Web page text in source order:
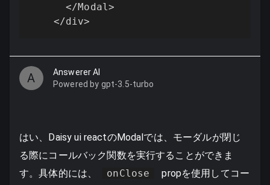
      </Modal>
A
Answerer AI
Powered by gpt-3.5-turbo
はい、Daisy ui reactのModalでは、モーダルが閉じ
る際にコールバック関数を実行することができま
す。具体的には、
onClose
propを使用してコー